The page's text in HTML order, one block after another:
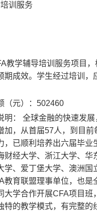
训服务
教学辅导培训服务项目
期成效。学生经过培训
元）： 502460
：
全球金融的快速发
加，从首届57人，到目
，已顺利培养出六届毕
财经大学、浙江大学、
学、爱丁堡大学、澳洲
教育联盟理事单位，也
大学合作开展CFA项目
特的教学模式，有完整